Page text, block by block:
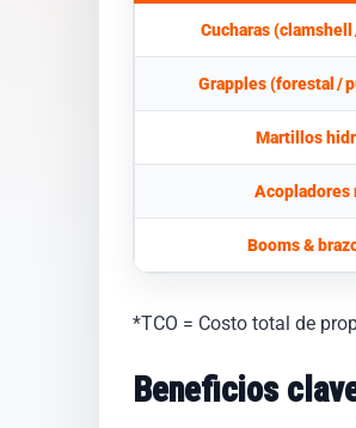
Cucharas (clamshell
Grapples (forestal /
Martillos
Acopladores
Booms &
*TCO = Costo total de
Beneficios